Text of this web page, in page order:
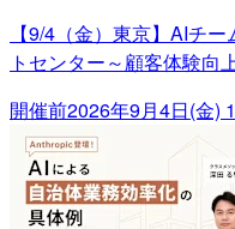
【9/4（金）東京】AIチ
トセンター～顧客体験向
開催前2026年9月4日(金)